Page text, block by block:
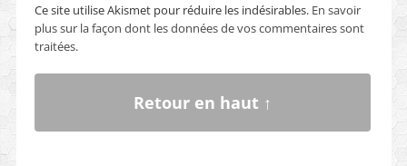
Ce site utilise Akismet pour réduire les indésirables. En savoir
plus sur la façon dont les données de vos commentaires sont
traitées.
Retour en haut ↑